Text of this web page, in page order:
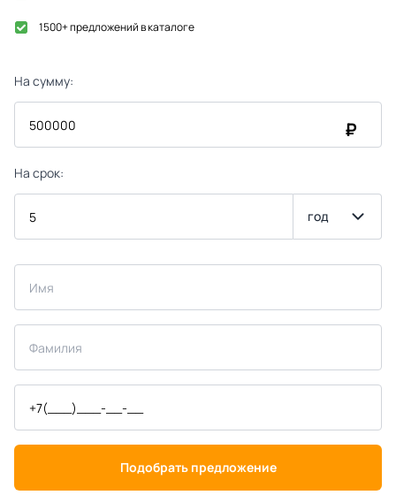
1500+ предложений в каталоге
На сумму:
₽
На срок:
год
Подобрать предложение